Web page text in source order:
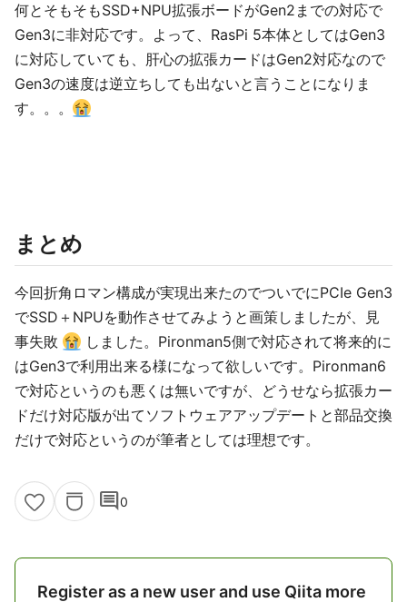
何とそもそもSSD+NPU拡張ボードがGen2までの対応で
Gen3に非対応です。よって、RasPi 5本体としてはGen3
に対応していても、肝心の拡張カードはGen2対応なので
Gen3の速度は逆立ちしても出ないと言うことになりま
す。。。
まとめ
今回折角ロマン構成が実現出来たのでついでにPCIe Gen3
でSSD＋NPUを動作させてみようと画策しましたが、見
事失敗
しました。Pironman5側で対応されて将来的に
はGen3で利用出来る様になって欲しいです。Pironman6
で対応というのも悪くは無いですが、どうせなら拡張カー
ドだけ対応版が出てソフトウェアアップデートと部品交換
だけで対応というのが筆者としては理想です。
comment0
Register as a new user and use Qiita more